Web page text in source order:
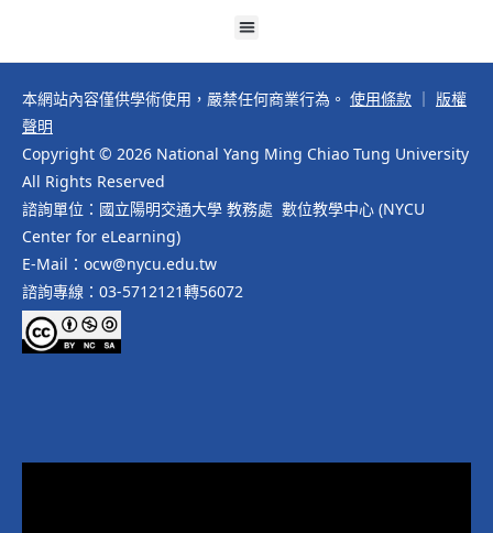
本網站內容僅供學術使用，嚴禁任何商業行為。 使用條款
版權
聲明
Copyright © 2026 National Yang Ming Chiao Tung University
All Rights Reserved
諮詢單位：國立陽明交通大學 教務處 數位教學中心 (NYCU
Center for eLearning)
E-Mail：ocw@nycu.edu.tw
諮詢專線：03-5712121轉56072